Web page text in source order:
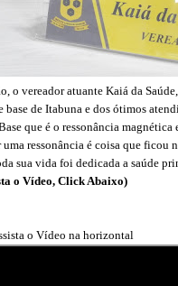
vereador atuante Kaiá da
de Itabuna e dos ótimos
que é o ressonância
ressonância é coisa que ficou
sua vida foi dedicada a saúde
o Vídeo, Click Abaixo)
o Vídeo na horizontal